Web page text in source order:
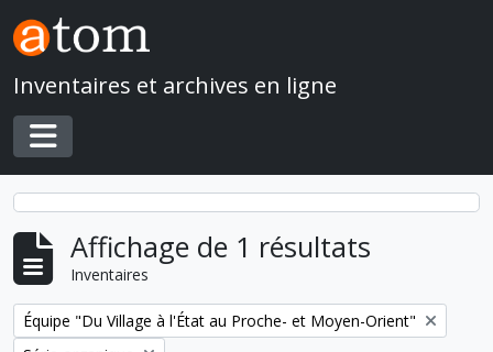
Skip to main content
Inventaires et archives en ligne
Toggle navigation
Affichage de 1 résultats
Inventaires
Remove filter:
Équipe "Du Village à l'État au Proche- et Moyen-Orient"